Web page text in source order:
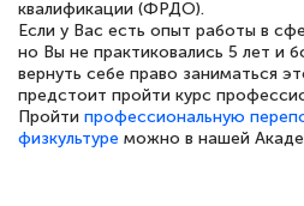
Всем добрый день! Я
повышени
специальности
по тяжелой атлетике»!
квалификации (ФРДО).
Если у Вас есть опыт работы в
но Вы не практиковались 5 лет и
вернуть себе право заниматься
предстоит пройти курс
Пройти профессиональную
физкультуре можно в нашей